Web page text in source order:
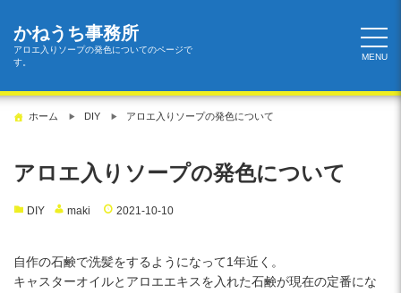
かねうち事務所
アロエ入りソープの発色についてのページで
す。
MENU
ホーム DIY アロエ入りソープの発色について
アロエ入りソープの発色について
DIY maki 2021-10-10
自作の石鹸で洗髪をするようになって1年近く。
キャスターオイルとアロエエキスを入れた石鹸が現在の定番にな